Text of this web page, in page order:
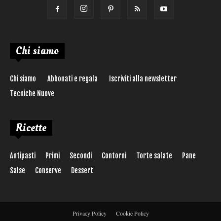
Chi siamo
Chi siamo Abbonati e regala
Iscriviti alla newsletter
Tecniche Nuove
Ricette
Antipasti Primi Secondi Contorni Torte salate
Pane
Salse
Conserve Dessert
Privacy Policy Cookie Policy